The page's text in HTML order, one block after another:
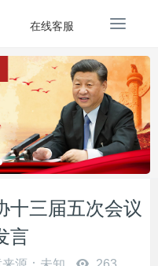
T
g
g
l
e
n
a
v
g
a
在线客服
十三届五次会议
言